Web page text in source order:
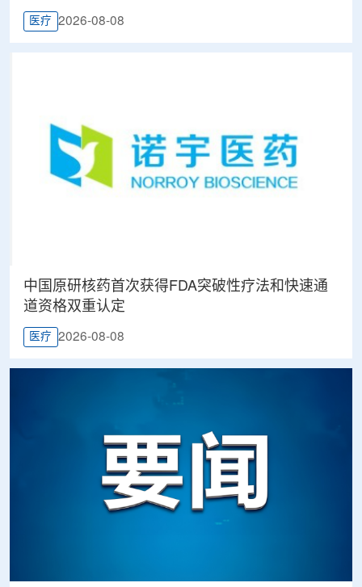
医疗 2026-08-08
中国原研核药首次获得FDA突破性疗法和快速通
道资格双重认定
医疗 2026-08-08